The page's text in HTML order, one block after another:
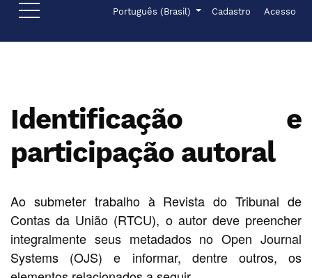
Ir para o menu de navegação principal
Ir para o conteúdo principal
Ir para o rodapé Idioma
Português (Brasil)
Menu de Cadastro Acesso
Identificação e
participação autoral
Ao submeter trabalho à Revista do Tribunal de
Contas da União (RTCU), o autor deve preencher
integralmente seus metadados no Open Journal
Systems (OJS) e informar, dentre outros, os